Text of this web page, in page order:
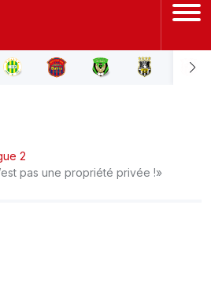
2
pas une propriété privée !»